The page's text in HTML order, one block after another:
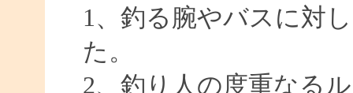
1、釣る腕やバスに対
た。
2、釣り人の度重なる